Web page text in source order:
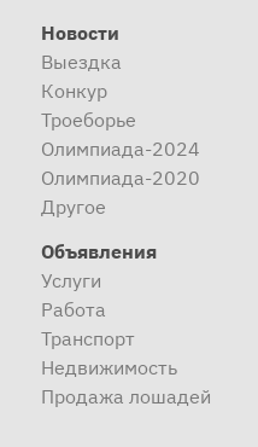
Новости
Выездка
Конкур
Троеборье
Олимпиада-2024
Олимпиада-2020
Другое
Объявления
Услуги
Работа
Транспорт
Недвижимость
Продажа лошадей